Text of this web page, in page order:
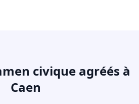
civique agréés à
Caen